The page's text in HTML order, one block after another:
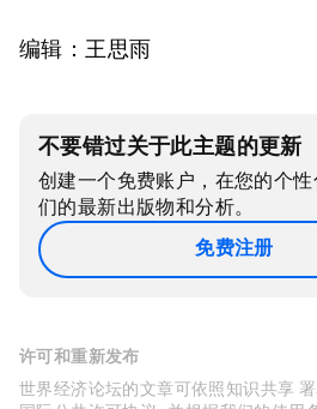
编辑：王思雨
不要错过关于此主题的更新
创建一个免费账户，在您的个
们的最新出版物和分析。
免费注册
许可和重新发布
世界经济论坛的文章可依照知识共享